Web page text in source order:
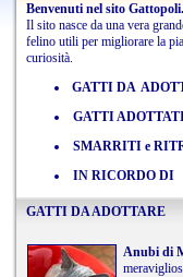
Benvenuti nel sito
Il sito nasce da una vera
felino utili per migliorare la
curiosità.
GATTI DA
GATTI
SMARRITI e
IN RICORDO DI
GATTI DA ADOTTARE
Anubi di